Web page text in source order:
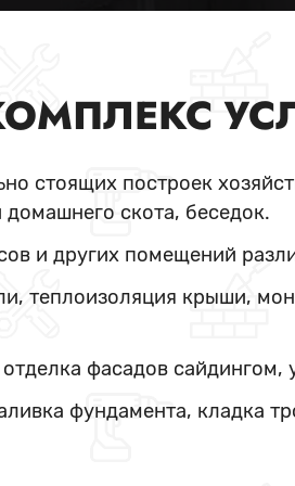
стоящих построек
скота, беседок.
и других помещений
теплоизоляция крыши,
фасадов сайдингом,
фундамента, кладка